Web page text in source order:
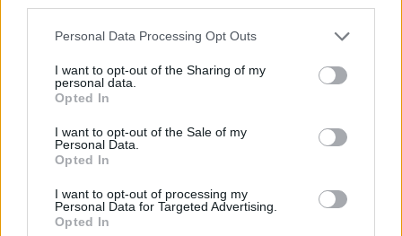
Personal Data Processing Opt Outs
I want to opt-out of the Sharing of my
personal data.
Opted In
I want to opt-out of the Sale of my
Personal Data.
Opted In
I want to opt-out of processing my
Personal Data for Targeted Advertising.
Opted In
A keresett cikk a portfolio.hu hírarchívumához
tartozik, melynek olvasása előfizetéses
regisztrációhoz kötött.
Az előfizetés a következőket tartalmazza:
Kötéslisták: BÉT elmúlt 2 év napon belüli
kötéslistái